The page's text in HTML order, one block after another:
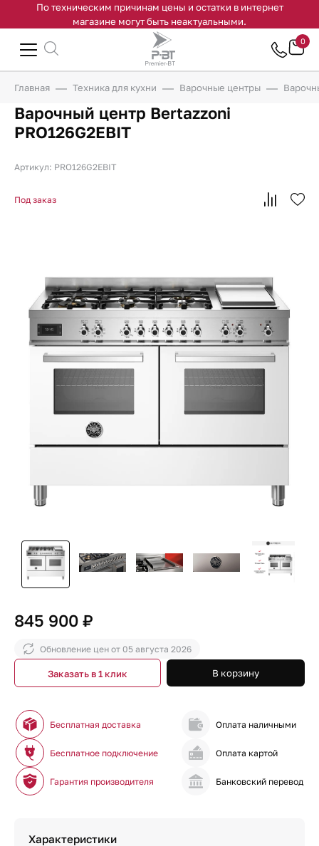
По техническим причинам цены и остатки в интернет
магазине могут быть неактуальными.
0
Главная Техника для кухни Варочные центры
Варочный центр Bertazzoni
PRO126G2EBIT
Артикул: PRO126G2EBIT
Под заказ
845 900 ₽
Обновление цен от 05 августа 2026
В корзину
Заказать в 1 клик
Бесплатная доставка
Бесплатное подключение
Гарантия производителя
Оплата наличными
Оплата картой
Банковский перевод
Характеристики